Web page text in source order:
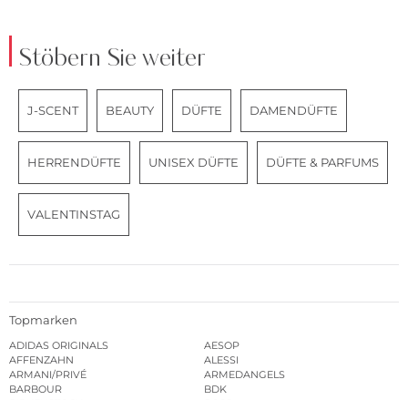
Stöbern Sie weiter
J-SCENT BEAUTY DÜFTE DAMENDÜFTE
HERRENDÜFTE UNISEX DÜFTE DÜFTE & PARFUMS
VALENTINSTAG
Topmarken
ADIDAS ORIGINALS
AESOP
AFFENZAHN
ALESSI
ARMANI/PRIVÉ
ARMEDANGELS
BARBOUR
BDK